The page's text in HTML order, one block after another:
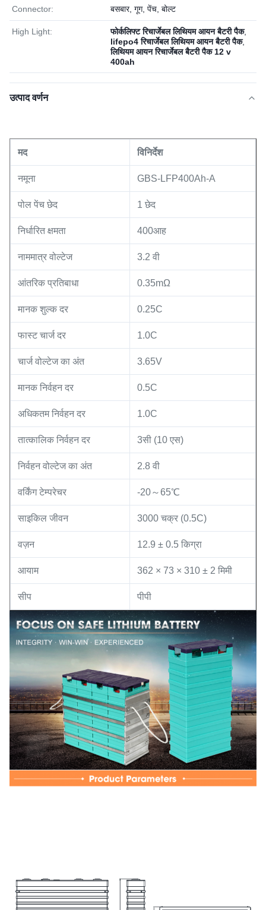
Connector: बसबार, गूग, पेंच, बोल्ट
High Light: फोर्कलिफ्ट रिचार्जेबल लिथियम आयन बैटरी पैक,
lifepo4 रिचार्जेबल लिथियम आयन बैटरी पैक,
लिथियम आयन रिचार्जेबल बैटरी पैक 12 v
400ah
उत्पाद वर्णन
मद विनिर्देश
नमूना GBS-LFP400Ah-A
पोल पेंच छेद 1 छेद
निर्धारित क्षमता 400आह
नाममात्र वोल्टेज 3.2 वी
आंतरिक प्रतिबाधा 0.35mΩ
मानक शुल्क दर 0.25C
फास्ट चार्ज दर 1.0C
चार्ज वोल्टेज का अंत 3.65V
मानक निर्वहन दर 0.5C
अधिकतम निर्वहन दर 1.0C
तात्कालिक निर्वहन दर 3सी (10 एस)
निर्वहन वोल्टेज का अंत 2.8 वी
वर्किंग टेम्परेचर -20～65℃
साइकिल जीवन 3000 चक्र (0.5C)
वज़न 12.9 ± 0.5 किग्रा
आयाम 362 × 73 × 310 ± 2 मिमी
सीप पीपी